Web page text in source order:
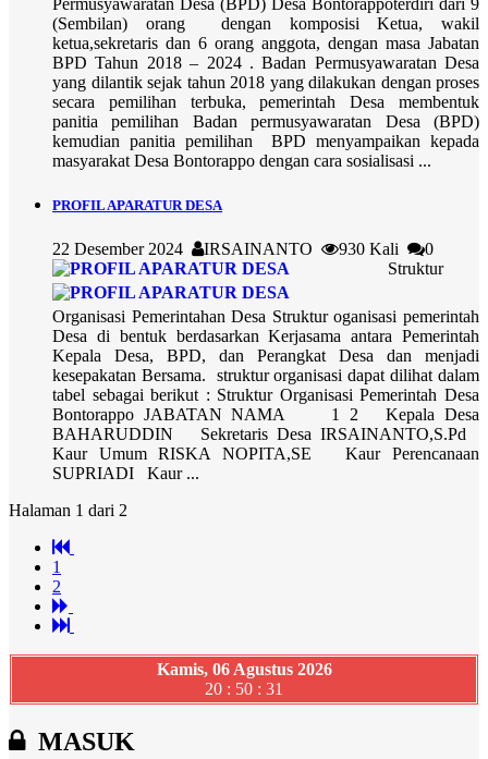
Permusyawaratan Desa (BPD) Desa Bontorappoterdiri dari 9
(Sembilan) orang dengan komposisi Ketua, wakil
ketua,sekretaris dan 6 orang anggota, dengan masa Jabatan
BPD Tahun 2018 – 2024 . Badan Permusyawaratan Desa
yang dilantik sejak tahun 2018 yang dilakukan dengan proses
secara pemilihan terbuka, pemerintah Desa membentuk
panitia pemilihan Badan permusyawaratan Desa (BPD)
kemudian panitia pemilihan BPD menyampaikan kepada
masyarakat Desa Bontorappo dengan cara sosialisasi ...
PROFIL APARATUR DESA
22 Desember 2024 IRSAINANTO 930 Kali
0
Struktur
Organisasi Pemerintahan Desa Struktur oganisasi pemerintah
Desa di bentuk berdasarkan Kerjasama antara Pemerintah
Kepala Desa, BPD, dan Perangkat Desa dan menjadi
kesepakatan Bersama. struktur organisasi dapat dilihat dalam
tabel sebagai berikut : Struktur Organisasi Pemerintah Desa
Bontorappo JABATAN NAMA 1 2 Kepala Desa
BAHARUDDIN Sekretaris Desa IRSAINANTO,S.Pd
Kaur Umum RISKA NOPITA,SE Kaur Perencanaan
SUPRIADI Kaur ...
Halaman 1 dari 2
1
2
Kamis, 06 Agustus 2026
20 : 50 : 32
MASUK